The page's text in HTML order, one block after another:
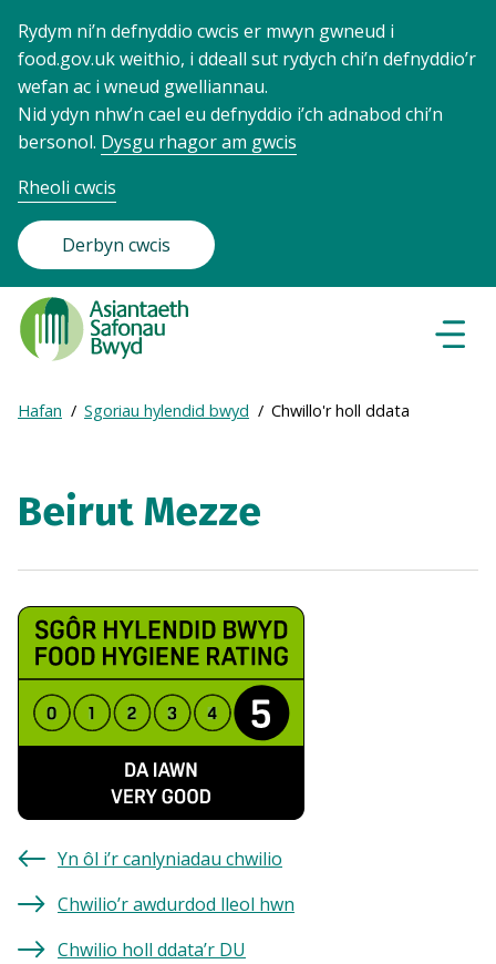
Rydym ni’n defnyddio cwcis er mwyn gwneud i
food.gov.uk weithio, i ddeall sut rydych chi’n defnyddio’r
wefan ac i wneud gwelliannau.
Nid ydyn nhw’n cael eu defnyddio i’ch adnabod chi’n
bersonol. Dysgu rhagor am gwcis
Rheoli cwcis
Derbyn cwcis
Food
Standards
Agency
Frontpage
Breadcrumb
Expand
breadcrumb
Hafan Sgoriau hylendid bwyd Chwillo'r holl ddata
Beirut Mezze
Yn ôl i’r canlyniadau chwilio
Chwilio’r awdurdod lleol hwn
Chwilio holl ddata’r DU